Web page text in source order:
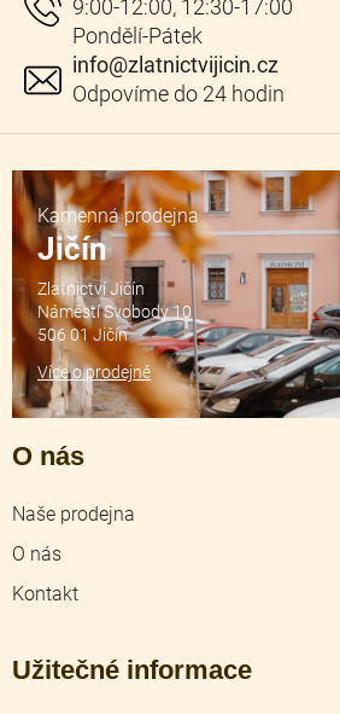
info@zlatnictvijicin.cz
O nás
Naše prodejna
O nás
Kontakt
Užitečné informace
Kamenná prodejna
Jičín
Zlatnictví Jičín
Náměstí Svobody 10
506 01 Jičín
Více o prodejně